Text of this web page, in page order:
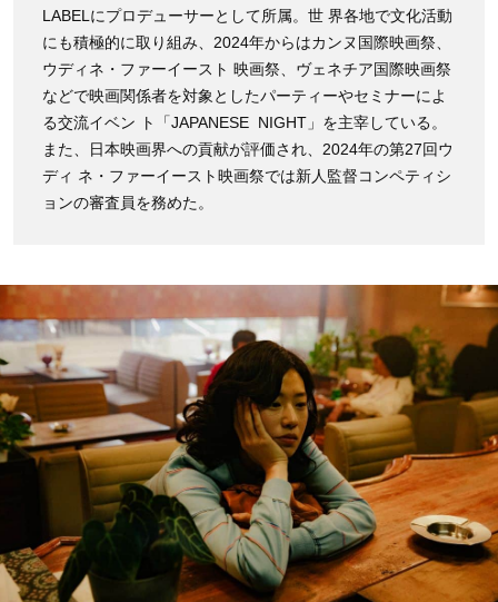
LABELにプロデューサーとして所属。世 界各地で文化活動
にも積極的に取り組み、2024年からはカンヌ国際映画祭、
ウディネ・ファーイースト 映画祭、ヴェネチア国際映画祭
などで映画関係者を対象としたパーティーやセミナーによ
る交流イベン ト「JAPANESE NIGHT」を主宰している。
また、日本映画界への貢献が評価され、2024年の第27回ウ
ディ ネ・ファーイースト映画祭では新人監督コンペティシ
ョンの審査員を務めた。